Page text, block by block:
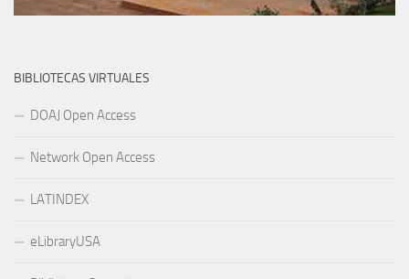
BIBLIOTECAS VIRTUALES
DOAJ Open Access
Network Open Access
LATINDEX
eLibraryUSA